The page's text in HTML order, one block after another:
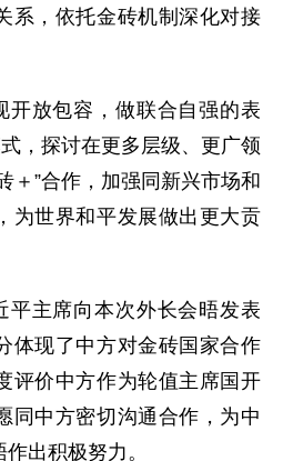
系，依托金砖机制深化对接
开放包容，做联合自强的表
，探讨在更多层级、更广领
＋”合作，加强同新兴市场和
为世界和平发展做出更大贡
平主席向本次外长会晤发表
体现了中方对金砖国家合作
评价中方作为轮值主席国开
同中方密切沟通合作，为中
出积极努力。